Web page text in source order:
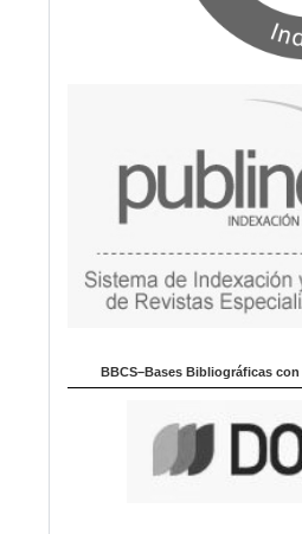
BBCS–Bases Bibliográficas